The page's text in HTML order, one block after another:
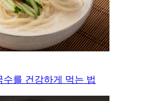
수를 건강하게 먹는 법